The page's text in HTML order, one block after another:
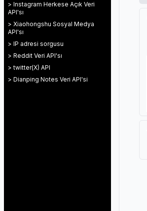
> Instagram Herkese Açık Veri
API'sı
> Xiaohongshu Sosyal Medya
API'sı
> IP adresi sorgusu
> Reddit Veri API'sı
> twitter(X) API
> Dianping Notes Veri API'si